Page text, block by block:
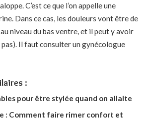
C’est ce que l’on appelle une
Dans ce cas, les douleurs vont être de
niveau du bas ventre, et il peut y avoir
Il faut consulter un gynécologue
:
pour être stylée quand on allaite
: Comment faire rimer confort et